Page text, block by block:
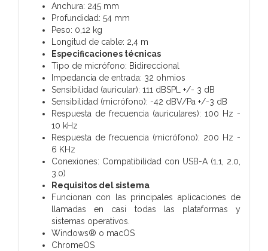
Anchura: 245 mm
Profundidad: 54 mm
Peso: 0,12 kg
Longitud de cable: 2,4 m
Especificaciones técnicas
Tipo de micrófono: Bidireccional
Impedancia de entrada: 32 ohmios
Sensibilidad (auricular): 111 dBSPL +/- 3 dB
Sensibilidad (micrófono): -42 dBV/Pa +/-3 dB
Respuesta de frecuencia (auriculares): 100 Hz -
10 kHz
Respuesta de frecuencia (micrófono): 200 Hz -
6 KHz
Conexiones: Compatibilidad con USB-A (1.1, 2.0,
3.0)
Requisitos del sistema
Funcionan con las principales aplicaciones de
llamadas en casi todas las plataformas y
sistemas operativos.
Windows® o macOS
ChromeOS